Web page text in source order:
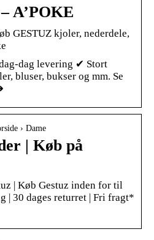
A’POKE
GESTUZ kjoler, nederdele,
dag levering ✔ Stort
bluser, bukser og mm. Se
› Dame
| Køb på
| Køb Gestuz inden for til
| 30 dages returret | Fri fragt*